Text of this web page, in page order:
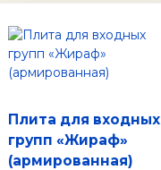
Плита для входных
групп «Жираф»
(армированная)